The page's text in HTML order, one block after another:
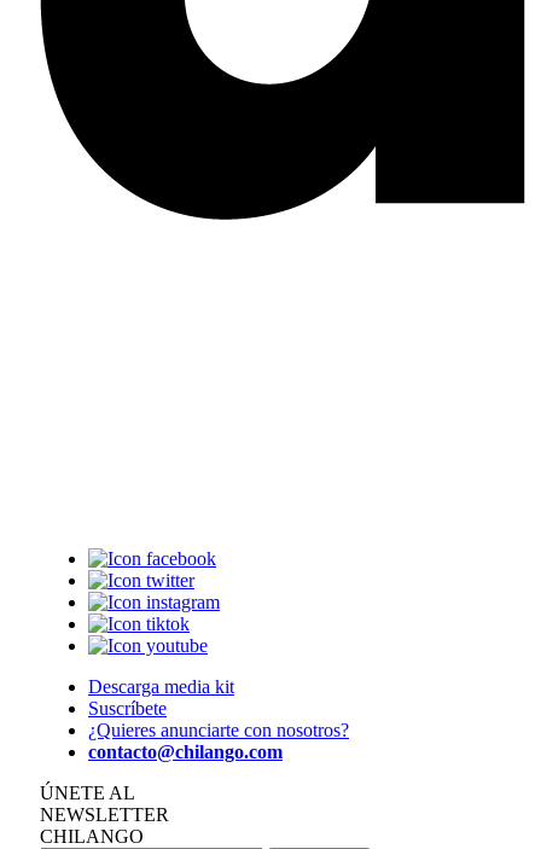
Descarga media kit
Suscríbete
¿Quieres anunciarte con nosotros?
contacto@chilango.com
ÚNETE AL
NEWSLETTER
CHILANGO